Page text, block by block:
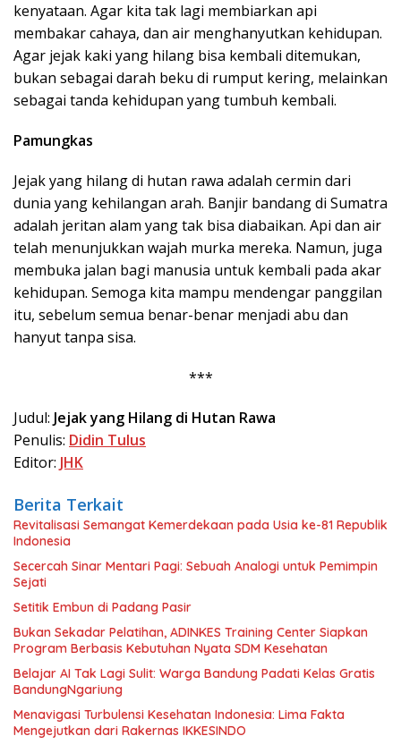
kenyataan. Agar kita tak lagi membiarkan api
membakar cahaya, dan air menghanyutkan kehidupan.
Agar jejak kaki yang hilang bisa kembali ditemukan,
bukan sebagai darah beku di rumput kering, melainkan
sebagai tanda kehidupan yang tumbuh kembali.
Pamungkas
Jejak yang hilang di hutan rawa adalah cermin dari
dunia yang kehilangan arah. Banjir bandang di Sumatra
adalah jeritan alam yang tak bisa diabaikan. Api dan air
telah menunjukkan wajah murka mereka. Namun, juga
membuka jalan bagi manusia untuk kembali pada akar
kehidupan. Semoga kita mampu mendengar panggilan
itu, sebelum semua benar-benar menjadi abu dan
hanyut tanpa sisa.
***
Judul: Jejak yang Hilang di Hutan Rawa
Penulis: Didin Tulus
Editor: JHK
Berita Terkait
Revitalisasi Semangat Kemerdekaan pada Usia ke-81 Republik
Indonesia
Secercah Sinar Mentari Pagi: Sebuah Analogi untuk Pemimpin
Sejati
Setitik Embun di Padang Pasir
Bukan Sekadar Pelatihan, ADINKES Training Center Siapkan
Program Berbasis Kebutuhan Nyata SDM Kesehatan
Belajar AI Tak Lagi Sulit: Warga Bandung Padati Kelas Gratis
BandungNgariung
Menavigasi Turbulensi Kesehatan Indonesia: Lima Fakta
Mengejutkan dari Rakernas IKKESINDO